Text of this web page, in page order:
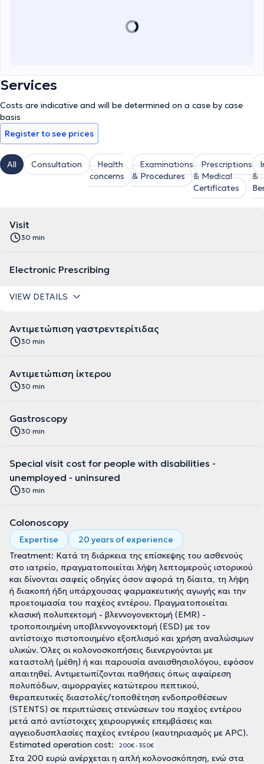
Services
Costs are indicative and will be determined on a case by case
basis
Register to see prices
All Consultation
Health
concerns
Examinations
& Procedures
Prescriptions
& Medical
Certificates
&
Visit
30 min
Electronic Prescribing
VIEW DETAILS
Αντιμετώπιση γαστρεντερίτιδας
30 min
Αντιμετώπιση ίκτερου
30 min
Gastroscopy
30 min
Special visit cost for people with disabilities -
unemployed - uninsured
30 min
Colonoscopy
Expertise
20 years of experience
Treatment: Κατά τη διάρκεια της επίσκεψης του ασθενούς
στο ιατρείο, πραγματοποιείται λήψη λεπτομερούς ιστορικού
και δίνονται σαφείς οδηγίες όσον αφορά τη δίαιτα, τη λήψη
ή διακοπή ήδη υπάρχουσας φαρμακευτικής αγωγής και την
προετοιμασία του παχέος εντέρου. Πραγματοποιείται
κλασική πολυπεκτομή - βλεννογονεκτομή (EMR) -
τροποποιημένη υποβλεννογονεκτομή (ESD) με τον
αντίστοιχο πιστοποιημένο εξοπλισμό και χρήση αναλώσιμων
υλικών. Όλες οι κολονοσκοπήσεις διενεργούνται με
καταστολή (μέθη) ή και παρουσία αναισθησιολόγου, εφόσον
απαιτηθεί. Αντιμετωπίζονται παθήσεις όπως αφαίρεση
πολυπόδων, αιμορραγίες κατώτερου πεπτικού,
θεραπευτικές διαστολές/τοποθέτηση ενδοπροθέσεων
(STENTS) σε περιπτώσεις στενώσεων του παχέος εντέρου
μετά από αντίστοιχες χειρουργικές επεμβάσεις και
αγγειοδυσπλασίες παχέος εντέρου (καυτηριασμός με ΑPC).
Estimated operation cost:
200€ - 350€
Στα 200 ευρώ ανέρχεται η απλή κολονοσκόπηση, ενώ στα